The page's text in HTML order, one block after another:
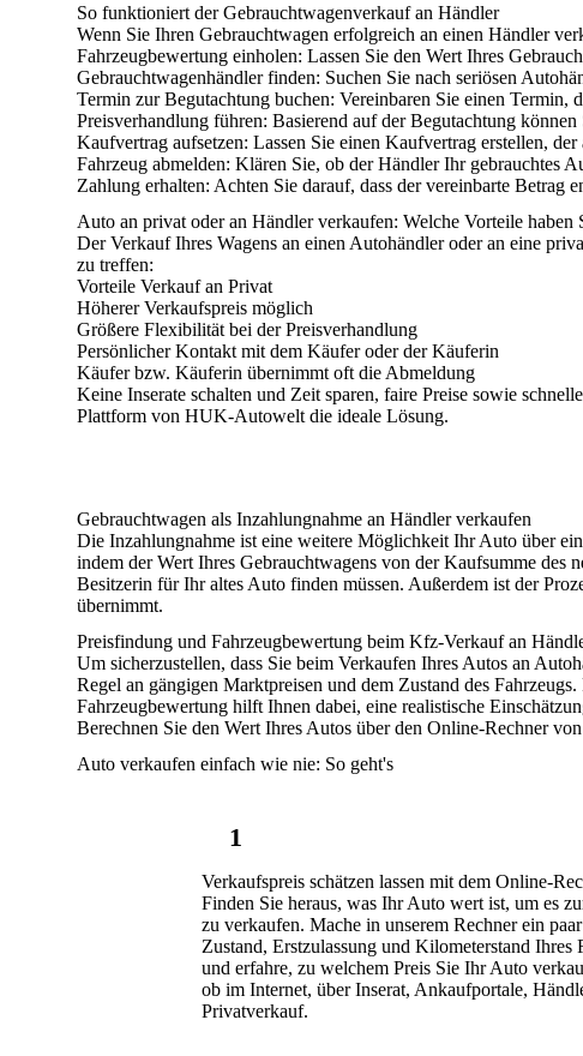
So funktioniert der Gebrauchtwagenverkauf an Händler
Wenn Sie Ihren Gebrauchtwagen erfolgreich an einen Händler
Fahrzeugbewertung einholen: Lassen Sie den Wert Ihres
Gebrauchtwagenhändler finden: Suchen Sie nach seriösen
Termin zur Begutachtung buchen: Vereinbaren Sie einen Termin,
Preisverhandlung führen: Basierend auf der Begutachtung
Kaufvertrag aufsetzen: Lassen Sie einen Kaufvertrag erstellen,
Fahrzeug abmelden: Klären Sie, ob der Händler Ihr gebrauchtes
Zahlung erhalten: Achten Sie darauf, dass der vereinbarte Betrag
Auto an privat oder an Händler verkaufen: Welche Vorteile haben
DerVerkaufIhres Wagens an einen Autohändler oder an eine
zu treffen:
Vorteile Verkauf an Privat
Höherer Verkaufspreis möglich
Größere Flexibilität bei der Preisverhandlung
Persönlicher Kontakt mit dem Käufer oder der Käuferin
Käufer bzw. Käuferin übernimmt oft die Abmeldung
Keine Inserate schalten und Zeit sparen, faire Preise sowie
Plattform von HUK-Autowelt die ideale Lösung.
Gebrauchtwagen als Inzahlungnahme an Händler verkaufen
Die Inzahlungnahme ist eine weitere Möglichkeit Ihr Auto über
indem der Wert Ihres Gebrauchtwagens von der Kaufsumme des
Besitzerin für Ihr altes Auto finden müssen. Außerdem ist der
übernimmt.
Preisfindung und Fahrzeugbewertung beim Kfz-Verkauf an
Um sicherzustellen, dass Sie beim Verkaufen Ihres Autos an
Regel an gängigen Marktpreisen und dem Zustand des Fahrzeugs.
Fahrzeugbewertung hilft Ihnen dabei, eine realistische
Berechnen Sie den Wert Ihres Autos über den Online-Rechner
Auto verkaufen einfach wie nie: So geht's
1
Verkaufspreis schätzen lassen mit dem Online-
Finden Sie heraus, was Ihr Auto wert ist, um es
zu verkaufen. Mache in unserem Rechner ein
Zustand, Erstzulassung und Kilometerstand Ihres
und erfahre, zu welchem Preis Sie Ihr Auto
ob im Internet, über Inserat, Ankaufportale,
Privatverkauf.